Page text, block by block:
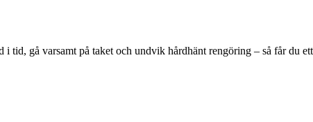
tid, gå varsamt på taket och undvik hårdhänt rengöring – så får du ett